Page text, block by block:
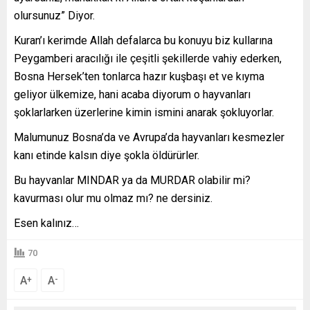
olursunuz” Diyor.
Kuran’ı kerimde Allah defalarca bu konuyu biz kullarına
Peygamberi aracılığı ile çeşitli şekillerde vahiy ederken,
Bosna Hersek’ten tonlarca hazır kuşbaşı et ve kıyma
geliyor ülkemize, hani acaba diyorum o hayvanları
şoklarlarken üzerlerine kimin ismini anarak şokluyorlar.
Malumunuz Bosna’da ve Avrupa’da hayvanları kesmezler
kanı etinde kalsın diye şokla öldürürler.
Bu hayvanlar MINDAR ya da MURDAR olabilir mi?
kavurması olur mu olmaz mı? ne dersiniz.
Esen kalınız…
70
A+ A-